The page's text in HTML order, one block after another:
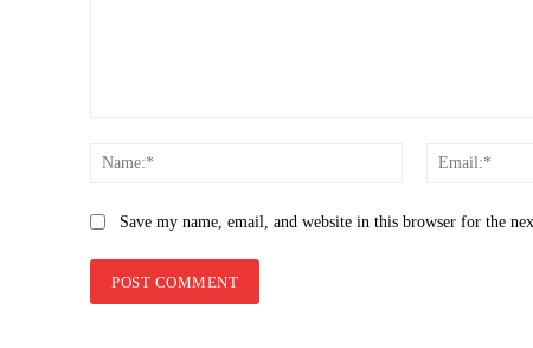
Name:*
Save my name, email, and website in this browser for the